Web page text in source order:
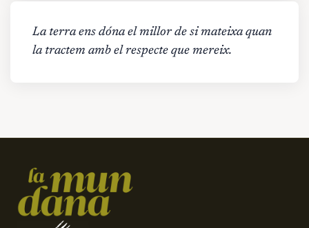
La terra ens dóna el millor de si mateixa quan
la tractem amb el respecte que mereix.